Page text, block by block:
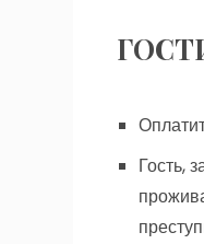
Гость,